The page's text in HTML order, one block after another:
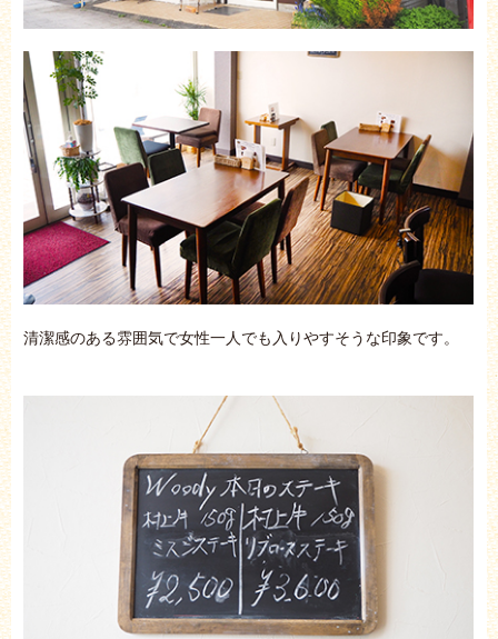
清潔感のある雰囲気で女性一人でも入りやすそうな印象です。